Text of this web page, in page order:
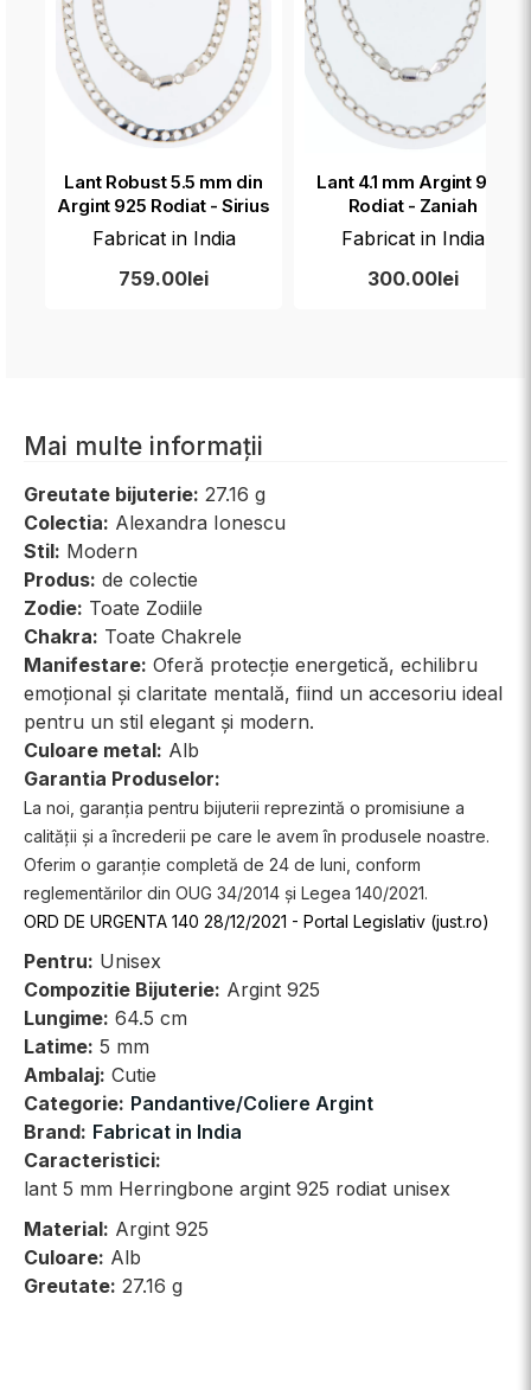
Lant Robust 5.5 mm din
Argint 925 Rodiat - Sirius
Fabricat in India
759.00lei
Lant 4.1 mm Argint 925
Rodiat - Zaniah
Fabricat in India
300.00lei
Mai multe informații
Greutate bijuterie: 27.16 g
Colectia: Alexandra Ionescu
Stil: Modern
Produs: de colectie
Zodie: Toate Zodiile
Chakra: Toate Chakrele
Manifestare: Oferă protecție energetică, echilibru
emoțional și claritate mentală, fiind un accesoriu ideal
pentru un stil elegant și modern.
Culoare metal: Alb
Garantia Produselor:
La noi, garanția pentru bijuterii reprezintă o promisiune a
calității și a încrederii pe care le avem în produsele noastre.
Oferim o garanție completă de 24 de luni, conform
reglementărilor din OUG 34/2014 și Legea 140/2021.
ORD DE URGENTA 140 28/12/2021 - Portal Legislativ (just.ro)
Pentru: Unisex
Compozitie Bijuterie: Argint 925
Lungime: 64.5 cm
Latime: 5 mm
Ambalaj: Cutie
Categorie: Pandantive/Coliere Argint
Brand: Fabricat in India
Caracteristici:
lant 5 mm Herringbone argint 925 rodiat unisex
Material: Argint 925
Culoare: Alb
Greutate: 27.16 g